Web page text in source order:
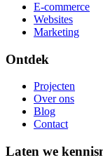
E-commerce
Websites
Marketing
Ontdek
Projecten
Over ons
Blog
Contact
Laten we